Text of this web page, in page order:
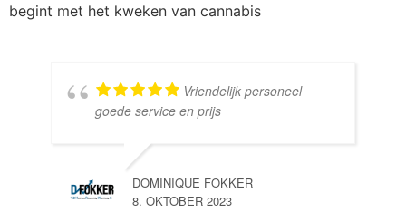
begint met het kweken van cannabis
Vriendelijk personeel
goede service en prijs
DOMINIQUE FOKKER
8. OKTOBER 2023